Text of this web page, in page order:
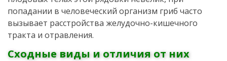
попадании в человеческий организм гриб часто
вызывает расстройства желудочно-кишечного
тракта и отравления.
Сходные виды и отличия от них